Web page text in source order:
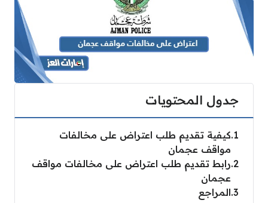
جدول المحتويات
1 كيفية تقديم طلب اعتراض على مخالفات
مواقف عجمان
2 رابط تقديم طلب اعتراض على مخالفات مواقف
عجمان
3 المراجع